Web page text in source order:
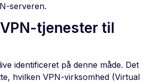
serveren.
tjenester til
identificeret på denne måde. Det
hvilken VPN-virksomhed (Virtual